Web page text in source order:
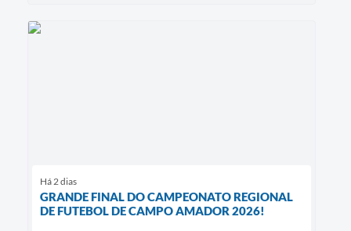
Há 2 dias
GRANDE FINAL DO CAMPEONATO REGIONAL
DE FUTEBOL DE CAMPO AMADOR 2026!